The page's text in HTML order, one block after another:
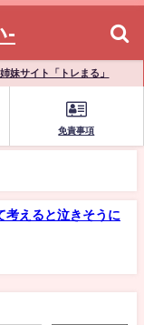
-
姉妹サイト「トレまる」
免責事項
考えると泣きそうに